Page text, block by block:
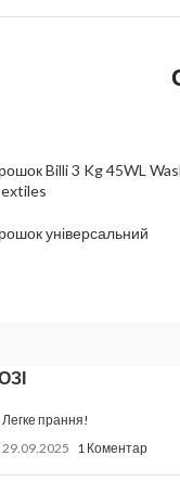
Billi 3 Kg 45WL
універсальний
Легке прання!
29.09.2025 1 Коментар